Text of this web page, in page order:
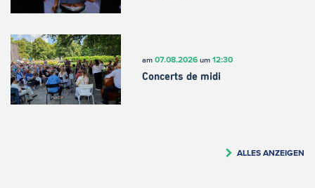
am 07.08.2026um 12:30
Concerts de midi
ALLES ANZEIGEN